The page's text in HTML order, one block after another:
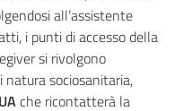
all’assistente
i punti di accesso della
si rivolgono
natura sociosanitaria,
che ricontatterà la